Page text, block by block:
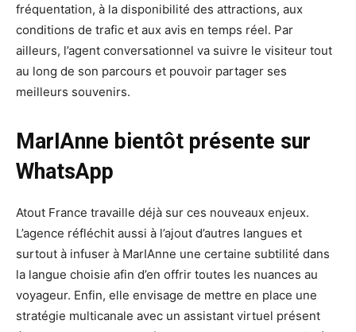
fréquentation, à la disponibilité des attractions, aux
conditions de trafic et aux avis en temps réel. Par
ailleurs, l’agent conversationnel va suivre le visiteur tout
au long de son parcours et pouvoir partager ses
meilleurs souvenirs.
MarIAnne bientôt présente sur
WhatsApp
Atout France travaille déjà sur ces nouveaux enjeux.
L’agence réfléchit aussi à l’ajout d’autres langues et
surtout à infuser à MarIAnne une certaine subtilité dans
la langue choisie afin d’en offrir toutes les nuances au
voyageur. Enfin, elle envisage de mettre en place une
stratégie multicanale avec un assistant virtuel présent